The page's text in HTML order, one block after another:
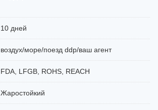
10 дней
воздух/море/поезд ddp/ваш агент
FDA, LFGB, ROHS, REACH
Жаростойкий